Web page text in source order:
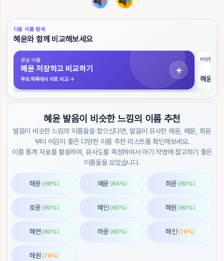
검
색
초
색
도
우
위
트
다음 이름 탐색
혜윤와 함께 비교해보세요
비슷한 발음
해윤
관심 이름
혜윤 저장하고 비교하기
후보 목록에서 바로 비교→
혜윤 발음이 비슷한 느낌의 이름 추천
발음이 비슷한 느낌의 이름들을 찾으신다면, 발음이 유사한 해윤, 예윤, 희윤
부터 어감이 좋은 다양한 이름 추천 리스트를 확인해보세요.
이름 통계 자료를 활용하여, 유사도를 측정하여서 아기 작명에 참고하기 좋은
이름들을 모았습니다.
해윤 (98%) 예윤 (84%) 희윤 (80%)
호윤 (80%) 혜인 (80%) 혜원 (80%)
혜연 (80%) 하윤 (80%) 해인 (78%)
해원 (78%)